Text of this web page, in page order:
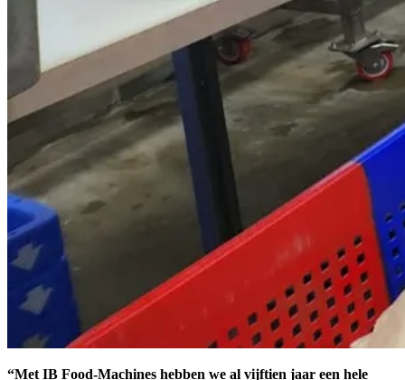
“Met IB Food-Machines hebben we al vijftien jaar een hele